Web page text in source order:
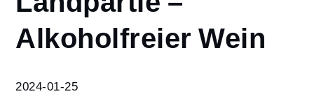
Landpartie –
Alkoholfreier
Wein
Alkoholfreier Wein
2024-01-25